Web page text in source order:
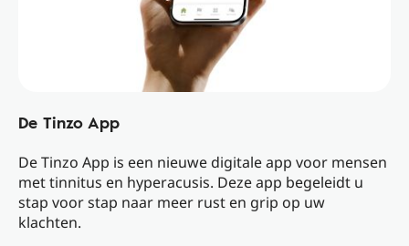
De Tinzo App
De Tinzo App is een nieuwe digitale app voor mensen
met tinnitus en hyperacusis. Deze app begeleidt u
stap voor stap naar meer rust en grip op uw
klachten.